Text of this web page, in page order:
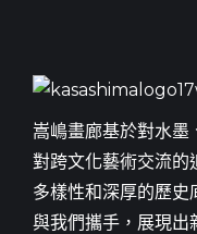
嵩嶋畫廊基於對水墨
對跨文化藝術交流的
多樣性和深厚的歷史
與我們攜手，展現出